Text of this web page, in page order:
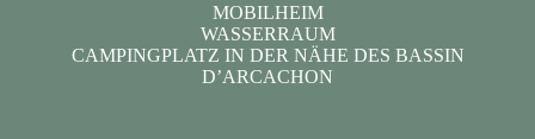
MOBILHEIM
WASSERRAUM
CAMPINGPLATZ IN DER NÄHE DES BASSIN
D’ARCACHON